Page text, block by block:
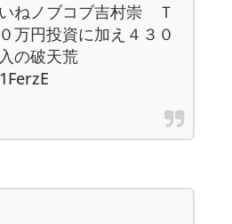
ねノブコブ吉村崇 Ｔ
万円投資に加え４３０
の破天荒